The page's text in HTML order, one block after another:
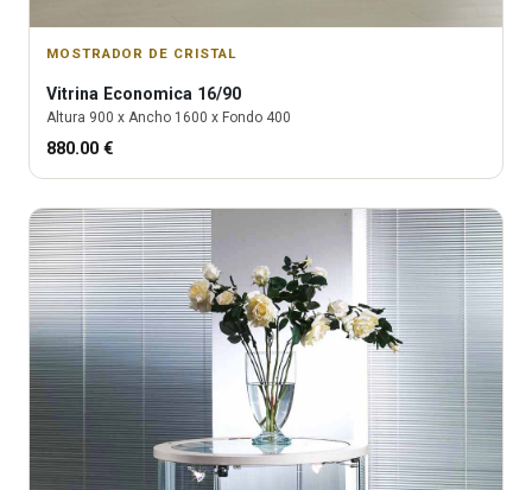
MOSTRADOR DE CRISTAL
Vitrina Economica 16/90
Altura 900 x Ancho 1600 x Fondo 400
880.00 €